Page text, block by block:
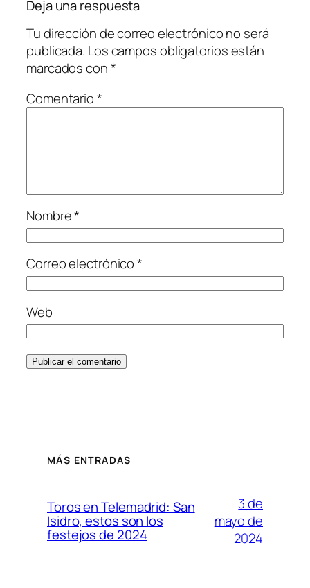
Deja una respuesta
Tu dirección de correo electrónico no será
publicada. Los campos obligatorios están
marcados con*
Comentario*
Nombre*
Correo electrónico*
Web
MÁS ENTRADAS
Toros en Telemadrid: San
Isidro, estos son los
festejos de 2024
3 de
mayo de
2024